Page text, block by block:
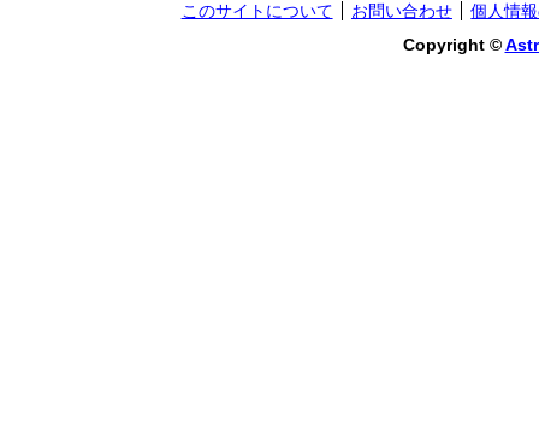
このサイトについて お問い合わせ
個人情
Copyright ©